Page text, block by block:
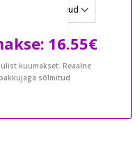
16.55€
kuumakset. Reaalne
sõlmitud